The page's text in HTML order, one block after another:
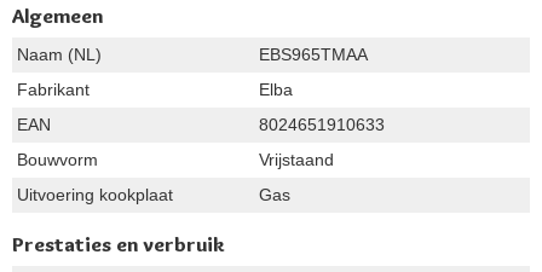
Algemeen
Naam (NL)
EBS965TMAA
Fabrikant
Elba
EAN
8024651910633
Bouwvorm
Vrijstaand
Uitvoering kookplaat
Gas
Prestaties en verbruik